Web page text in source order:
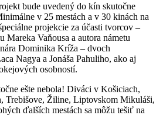
bude uvedený do kín skutočne
v 25 mestách a v 30 kinách na
projekcie za účasti tvorcov –
Mareka Vaňousa a autora námetu
Dominika Kríža – dvoch
Nagya a Jonáša Pahuliho, ako aj
osobností.
ešte nebola! Diváci v Košiciach,
Trebišove, Žiline, Liptovskom Mikuláši,
ďalších mestách sa môžu tešiť na